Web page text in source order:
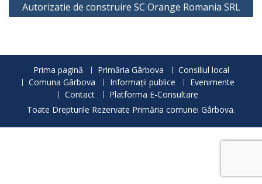
articole
Autorizatie de construire SC Orange Romania SRL
Prima pagină Primăria Gârbova
Consiliul local
Comuna Gârbova
Informații publice
Evenimente
Contact
Platforma E-Consultare
Toate Drepturile Rezervate Primăria comunei Gârbova.